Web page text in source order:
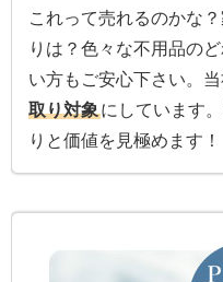
これって売れるのかな
りは？色々な不用品の
い方もご安心下さい。
取り対象にしています
りと価値を見極めます！